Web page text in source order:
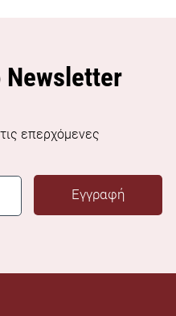
Newsletter
επερχόμενες
Εγγραφή